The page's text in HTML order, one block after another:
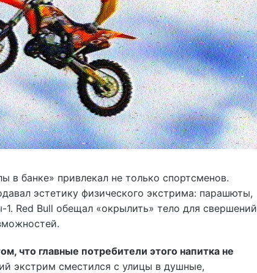
в банке» привлекал не только спортсменов.
эстетику физического экстрима: парашюты,
Red Bull обещал «окрылить» тело для свершений
что главные потребители этого напитка не
экстрим сместился с улицы в душные,